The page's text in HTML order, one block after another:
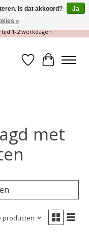
winkel | Gratis verzending >
1-2 werkdagen
Verlanglijst
met
producten
Is dat akkoord?
Ja
»